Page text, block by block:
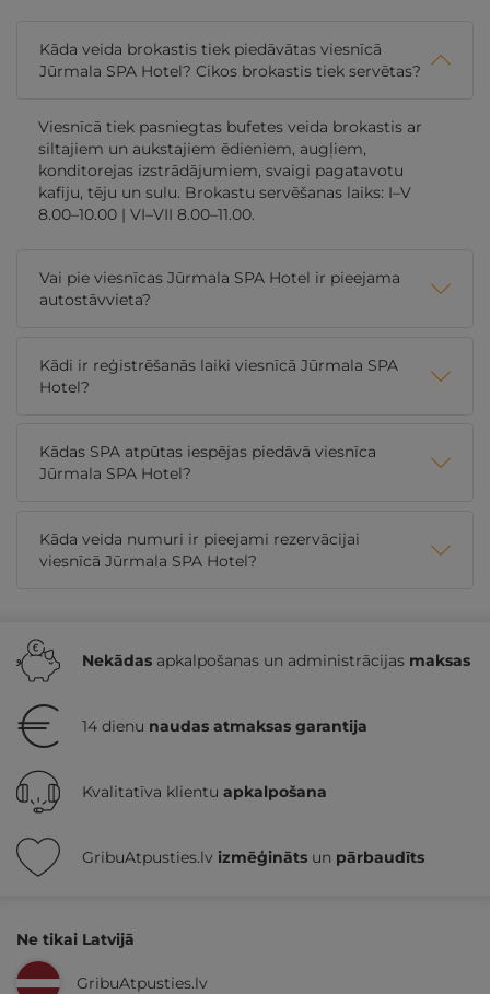
Kāda veida brokastis tiek piedāvātas viesnīcā
Jūrmala SPA Hotel? Cikos brokastis tiek servētas?
Viesnīcā tiek pasniegtas bufetes veida brokastis ar
siltajiem un aukstajiem ēdieniem, augļiem,
konditorejas izstrādājumiem, svaigi pagatavotu
kafiju, tēju un sulu. Brokastu servēšanas laiks: I–V
8.00–10.00 | VI–VII 8.00–11.00.
Vai pie viesnīcas Jūrmala SPA Hotel ir pieejama
autostāvvieta?
Kādi ir reģistrēšanās laiki viesnīcā Jūrmala SPA
Hotel?
Kādas SPA atpūtas iespējas piedāvā viesnīca
Jūrmala SPA Hotel?
Kāda veida numuri ir pieejami rezervācijai
viesnīcā Jūrmala SPA Hotel?
Nekādas apkalpošanas un administrācijas maksas
14 dienu naudas atmaksas garantija
Kvalitatīva klientu apkalpošana
GribuAtpusties.lv izmēģināts un pārbaudīts
Ne tikai Latvijā
GribuAtpusties.lv